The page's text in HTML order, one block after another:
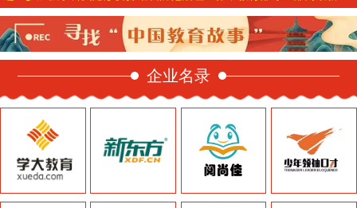
企业名录